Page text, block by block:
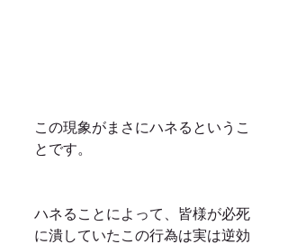
この現象がまさにハネるというこ
とです。
ハネることによって、皆様が必死
に潰していたこの行為は実は逆効